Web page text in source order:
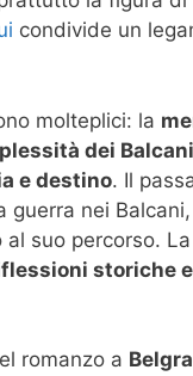
condivide un
molteplici: la
dei
e destino. Il
nei
suo percorso.
storiche
romanzo a